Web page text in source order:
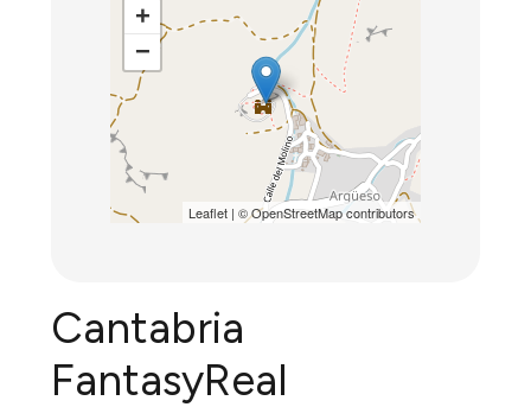
+
−
Leaflet| ©OpenStreetMapcontributors
Cantabria
FantasyReal